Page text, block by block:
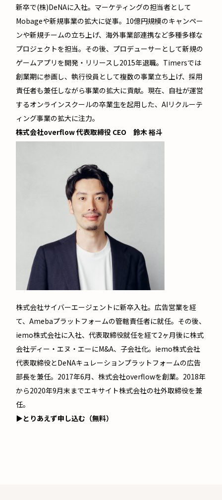
新卒で(株)DeNAに入社。マーケティングの担当者として
Mobageや新規事業の拡大に従事。10億円規模のキャンペー
ンや新規チームの立ち上げ、海外事業部連携など多種多様な
プロジェクトを担当。その後、プロデューサーとして新規の
ゲームアプリを開発・リリースし2015年退職。Timersでは
創業期に参画し、執行役員として複数の事業立ち上げ、採用
責任者も兼任しながら事業の拡大に貢献。現在、自社が運営
するオンラインスクールの卒業生を起用した、AIリクルーテ
ィング事業の拡大に注力。
株式会社overflow 代表取締役 CEO 鈴木 裕斗
株式会社サイバーエージェントに新卒入社。広告営業を経
て、Amebaプラットフォームの管轄責任者に就任。その後、
iemo株式会社に入社、代表取締役就任を経て2ヶ月後に株式
会社ディー・エヌ・エーにM&A、子会社化。iemo株式会社
代表取締役とDeNAキュレーションプラットフォームの広告
部長を兼任。2017年6月、株式会社overflowを創業。2018年
から2020年9月末までエキサイト株式会社の社外取締役を兼
任。
▶とりあえず申し込む（無料）